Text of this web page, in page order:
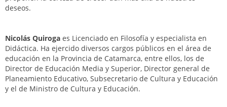
deseos.
Nicolás Quiroga es Licenciado en Filosofía y especialista en
Didáctica. Ha ejercido diversos cargos públicos en el área de
educación en la Provincia de Catamarca, entre ellos, los de
Director de Educación Media y Superior, Director general de
Planeamiento Educativo, Subsecretario de Cultura y Educación
y el de Ministro de Cultura y Educación.